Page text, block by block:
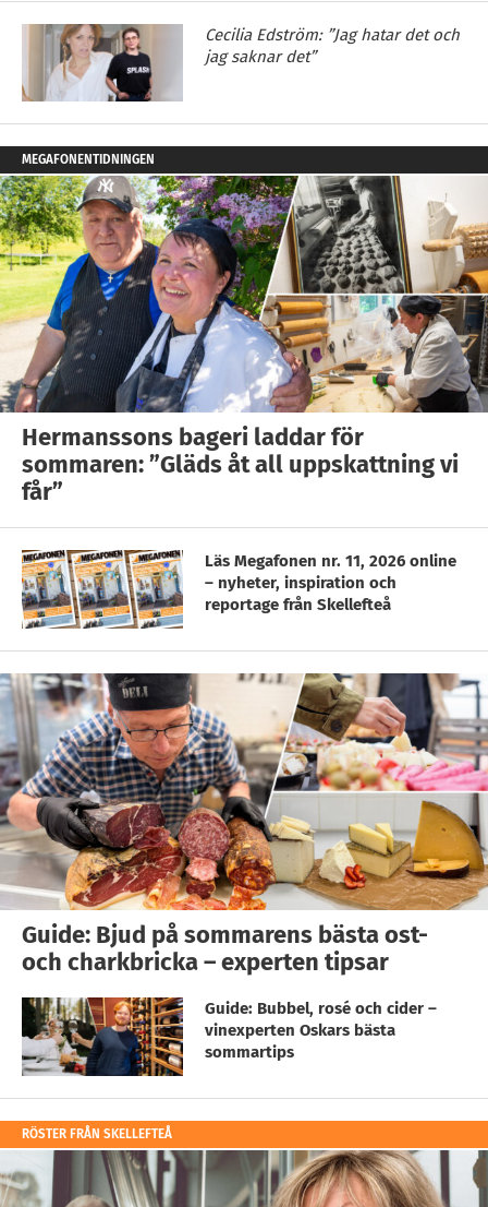
Cecilia Edström: ”Jag hatar det och
jag saknar det”
MEGAFONENTIDNINGEN
Hermanssons bageri laddar för
sommaren: ”Gläds åt all uppskattning vi
får”
Läs Megafonen nr. 11, 2026 online
– nyheter, inspiration och
reportage från Skellefteå
Guide: Bjud på sommarens bästa ost-
och charkbricka – experten tipsar
Guide: Bubbel, rosé och cider –
vinexperten Oskars bästa
sommartips
RÖSTER FRÅN SKELLEFTEÅ